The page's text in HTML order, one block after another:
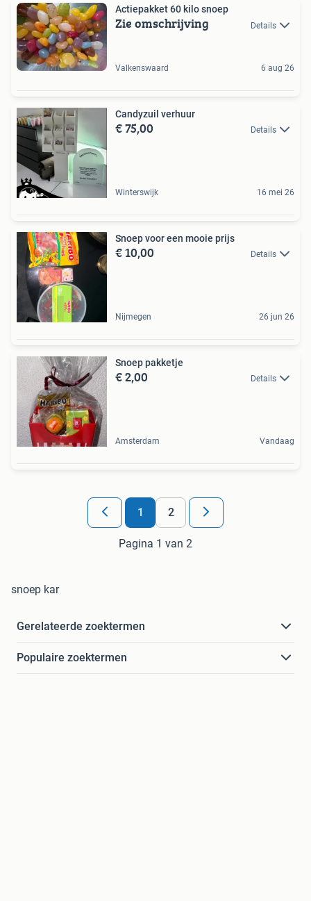
Actiepakket 60 kilo snoep
Zie omschrijving Details
Valkenswaard 6 aug 26
Candyzuil verhuur
€ 75,00 Details
Winterswijk 16 mei 26
Snoep voor een mooie prijs
€ 10,00 Details
Nijmegen 26 jun 26
Snoep pakketje
€ 2,00 Details
Amsterdam Vandaag
1 2
Pagina 1 van 2
snoep kar
Gerelateerde zoektermen
Populaire zoektermen